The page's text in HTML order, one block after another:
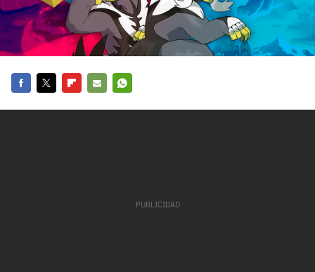
¿Todavía no tienes cuenta?
Regístrate gratis
carácter inicial), pero no mayúsculas, espacios, tildes
o caracteres especiales.
He leído y acepto lapolitica de privacidad y
de participación
Registrarse en 3DJuegos